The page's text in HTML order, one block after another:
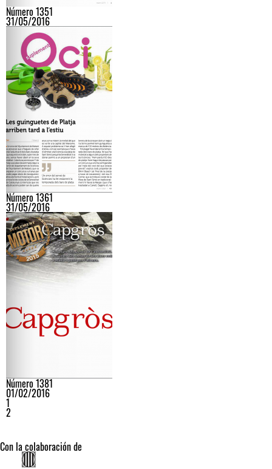
Número 1351
31/05/2016
Número 1361
31/05/2016
Número 1381
01/02/2016
1
2
Con la colaboración de